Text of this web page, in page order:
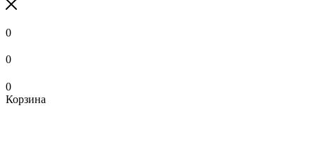
0
0
0
Корзина